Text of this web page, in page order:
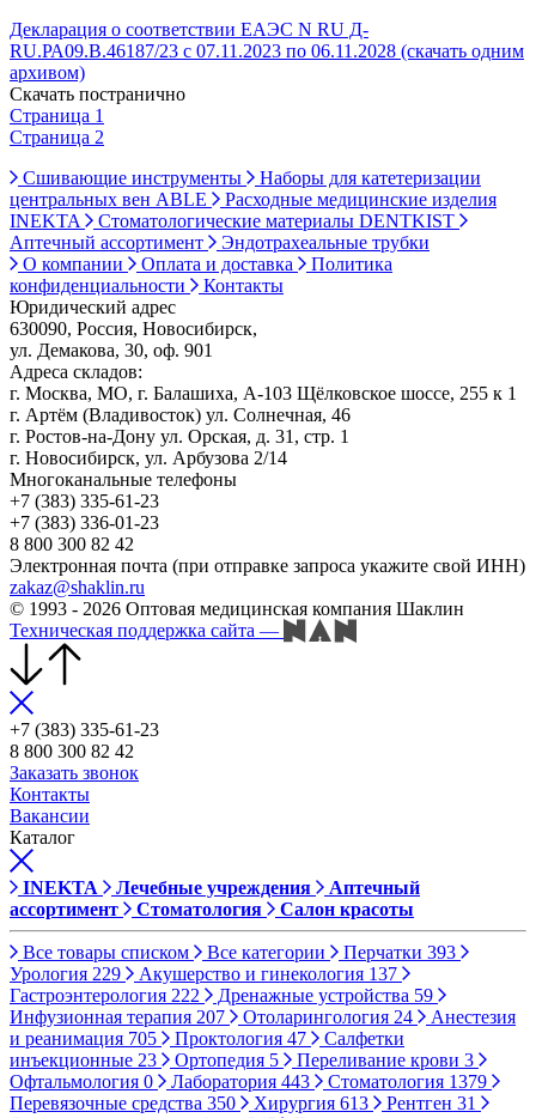
Декларация о соответствии ЕАЭС N RU Д-
RU.РА09.В.46187/23 с 07.11.2023 по 06.11.2028 (скачать одним
архивом)
Скачать постранично
Страница 1
Страница 2
Сшивающие инструменты
Наборы для катетеризации
центральных вен ABLE
Расходные медицинские изделия
INEKTA
Стоматологические материалы DENTKIST
Аптечный ассортимент
Эндотрахеальные трубки
О компании
Оплата и доставка
Политика
конфиденциальности
Контакты
Юридический адрес
630090, Россия, Новосибирск,
ул. Демакова, 30, оф. 901
Адреса складов:
г. Москва, МО, г. Балашиха, А-103 Щёлковское шоссе, 255 к 1
г. Артём (Владивосток) ул. Солнечная, 46
г. Ростов-на-Дону ул. Орская, д. 31, стр. 1
г. Новосибирск, ул. Арбузова 2/14
Многоканальные телефоны
+7 (383) 335-61-23
+7 (383) 336-01-23
8 800 300 82 42
Электронная почта (при отправке запроса укажите свой ИНН)
zakaz@shaklin.ru
© 1993 - 2026 Оптовая медицинская компания Шаклин
Техническая поддержка сайта —
+7 (383) 335-61-23
8 800 300 82 42
Заказать звонок
Контакты
Вакансии
Каталог
INEKTA Лечебные учреждения
Аптечный
ассортимент
Стоматология Салон красоты
Все товары списком Все категории Перчатки 393
Урология 229 Акушерство и гинекология 137
Гастроэнтерология 222 Дренажные устройства 59
Инфузионная терапия 207 Отоларингология 24
Анестезия
и реанимация 705 Проктология 47
Салфетки
инъекционные 23 Ортопедия 5 Переливание крови 3
Офтальмология 0 Лаборатория 443 Стоматология 1379
Перевязочные средства 350 Хирургия 613 Рентген 31